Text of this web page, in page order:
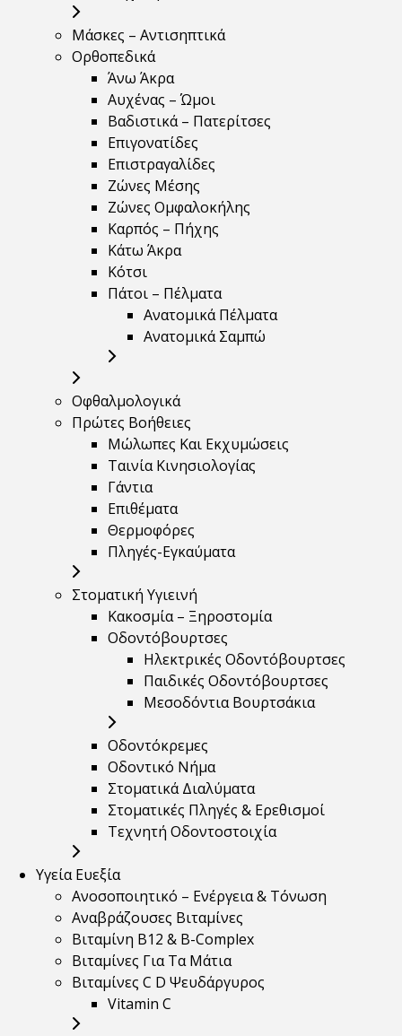
Μάσκες – Αντισηπτικά
Ορθοπεδικά
Άνω Άκρα
Αυχένας – Ώμοι
Βαδιστικά – Πατερίτσες
Επιγονατίδες
Επιστραγαλίδες
Ζώνες Μέσης
Ζώνες Ομφαλοκήλης
Καρπός – Πήχης
Κάτω Άκρα
Κότσι
Πάτοι – Πέλματα
Ανατομικά Πέλματα
Ανατομικά Σαμπώ
Οφθαλμολογικά
Πρώτες Βοήθειες
Μώλωπες Και Εκχυμώσεις
Ταινία Κινησιολογίας
Γάντια
Επιθέματα
Θερμοφόρες
Πληγές-Εγκαύματα
Στοματική Υγιεινή
Κακοσμία – Ξηροστομία
Οδοντόβουρτσες
Ηλεκτρικές Οδοντόβουρτσες
Παιδικές Οδοντόβουρτσες
Μεσοδόντια Βουρτσάκια
Οδοντόκρεμες
Οδοντικό Νήμα
Στοματικά Διαλύματα
Στοματικές Πληγές & Ερεθισμοί
Τεχνητή Οδοντοστοιχία
Υγεία Ευεξία
Ανοσοποιητικό – Ενέργεια & Τόνωση
Αναβράζουσες Βιταμίνες
Βιταμίνη B12 & Β-Complex
Βιταμίνες Για Τα Μάτια
Βιταμίνες C D Ψευδάργυρος
Vitamin C